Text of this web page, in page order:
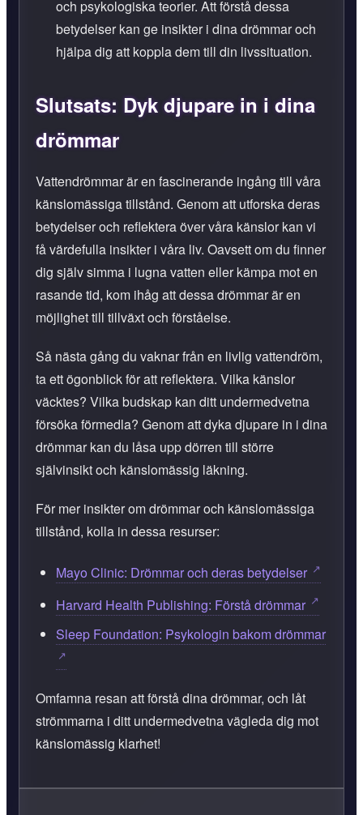
och psykologiska teorier. Att förstå dessa
betydelser kan ge insikter i dina drömmar och
hjälpa dig att koppla dem till din livssituation.
Slutsats: Dyk djupare in i dina
drömmar
Vattendrömmar är en fascinerande ingång till våra
känslomässiga tillstånd. Genom att utforska deras
betydelser och reflektera över våra känslor kan vi
få värdefulla insikter i våra liv. Oavsett om du finner
dig själv simma i lugna vatten eller kämpa mot en
rasande tid, kom ihåg att dessa drömmar är en
möjlighet till tillväxt och förståelse.
Så nästa gång du vaknar från en livlig vattendröm,
ta ett ögonblick för att reflektera. Vilka känslor
väcktes? Vilka budskap kan ditt undermedvetna
försöka förmedla? Genom att dyka djupare in i dina
drömmar kan du låsa upp dörren till större
självinsikt och känslomässig läkning.
För mer insikter om drömmar och känslomässiga
tillstånd, kolla in dessa resurser:
Mayo Clinic: Drömmar och deras betydelser
Harvard Health Publishing: Förstå drömmar
Sleep Foundation: Psykologin bakom drömmar
Omfamna resan att förstå dina drömmar, och låt
strömmarna i ditt undermedvetna vägleda dig mot
känslomässig klarhet!